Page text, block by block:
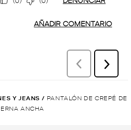
Y JEANS / PANTALÓN DE CREPÉ DE
ANCHA